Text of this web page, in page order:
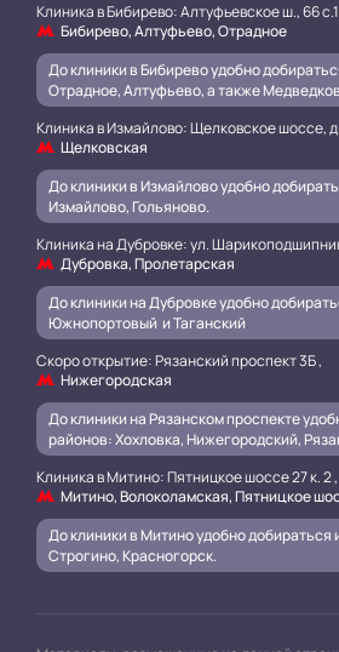
Клиника в Бибирево: Алтуфьевское ш., 66
Бибирево, Алтуфьево, Отрадное
До клиники в Бибирево удобно
Отрадное, Алтуфьево, а также
Клиника в Измайлово: Щелковское шоссе,
Щелковская
До клиники в Измайлово удобно
Измайлово, Гольяново.
Клиника на Дубровке: ул.
Дубровка, Пролетарская
До клиники на Дубровке удобно
Южнопортовый и Таганский.
Скоро открытие: Рязанский проспект 3Б ,
Нижегородская
До клиники на Рязанском проспекте
районов: Хохловка, Нижегородский,
Клиника в Митино: Пятницкое шоссе 27 к. 2 ,
Митино, Волоколамская, Пятницкое
До клиники в Митино удобно добираться
Строгино, Красногорск.